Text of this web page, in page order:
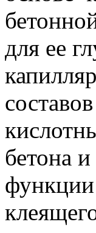
для ее
бетона
функции